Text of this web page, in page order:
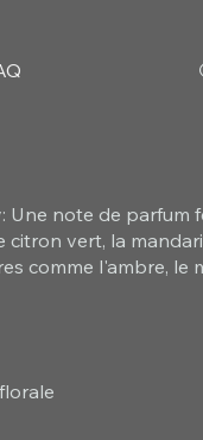
Une note de parfum
citron vert, la
comme l'ambre, le